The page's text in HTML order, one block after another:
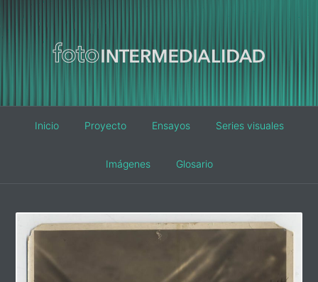
Main
Inicio Proyecto Ensayos Series visuales
Imágenes Glosario